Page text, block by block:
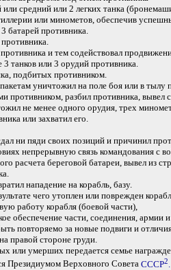
средний или 2 легких танка
или минометов, обеспечив
батарей противника.
и тем содействовал
танков или 3 орудий противника.
подбитых противником.
уничтожил на поле боя или в тылу
разбил противника,
не менее одного орудия, трех
или захватил его.
ни пяди своих позиций и причинил
непрерывную связь командования с
расчета береговой батареи, вывел из
нападение на корабль, базу.
чего утоплен или поврежден
работу корабля (боевой части),
обеспечение части, соединения, армии
повторяемо за новые подвиги и
правой стороне груди.
умерших передается семье
Президиумом Верховного Совета СССР2